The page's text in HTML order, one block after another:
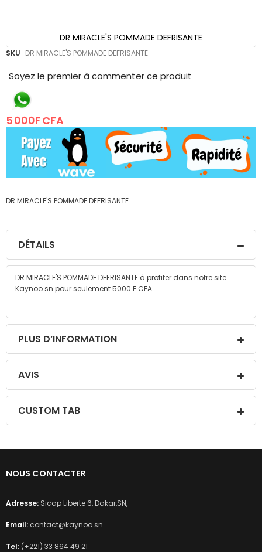
SKU DR MIRACLE'S POMMADE DEFRISANTE
Soyez le premier à commenter ce produit
5 000F CFA
DR MIRACLE'S POMMADE DEFRISANTE
DR MIRACLE'S POMMADE DEFRISANTE
Skip
the
the
images
gallery
DÉTAILS
DR MIRACLE'S POMMADE DEFRISANTE à profiter dans notre site
Kaynoo.sn pour seulement 5000 F.CFA.
PLUS D’INFORMATION
AVIS
CUSTOM TAB
NOUS CONTACTER
Adresse: Sicap Liberte 6, Dakar,SN,
Email: contact@kaynoo.sn
Tel: (+221) 33 864 49 21